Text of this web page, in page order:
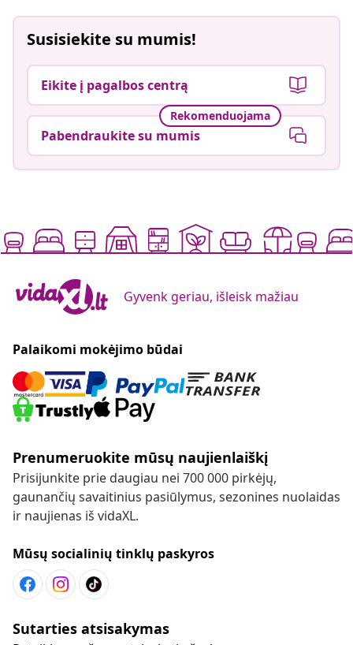
Susisiekite su mumis!
Eikite į pagalbos centrą
Rekomenduojama
Pabendraukite su mumis
Gyvenk geriau, išleisk mažiau
Palaikomi mokėjimo būdai
Prenumeruokite mūsų naujienlaiškį
Prisijunkite prie daugiau nei 700 000 pirkėjų,
gaunančių savaitinius pasiūlymus, sezonines nuolaidas
ir naujienas iš vidaXL.
Mūsų socialinių tinklų paskyros
Sutarties atsisakymas